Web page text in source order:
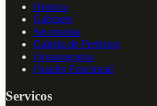
Historia
Gabinete
Secretarias
Galeria de Prefeitos
Organograma
Quadro Funcional
Servicos